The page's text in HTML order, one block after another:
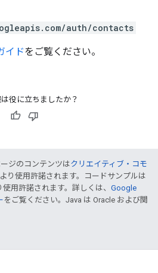
auth/contacts
イドをご覧ください。
役に立ちましたか？
ジのコンテンツはクリエイティブ・コモ
り使用許諾されます。コードサンプルは
使用許諾されます。詳しくは、 Google
をご覧ください。Java は Oracle および関